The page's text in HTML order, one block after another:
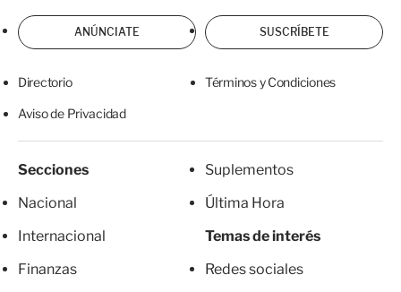
ANÚNCIATE SUSCRÍBETE
Directorio Términos y Condiciones
Aviso de Privacidad
Secciones
Nacional
Internacional
Finanzas
Suplementos
Última Hora
Temas de interés
Redes sociales